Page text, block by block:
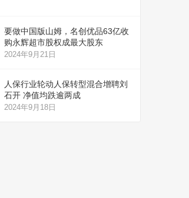
要做中国版山姆，名创优品63亿收
购永辉超市股权成最大股东
2024年9月21日
人保行业轮动人保转型混合增聘刘
石开 净值均跌逾两成
2024年9月18日